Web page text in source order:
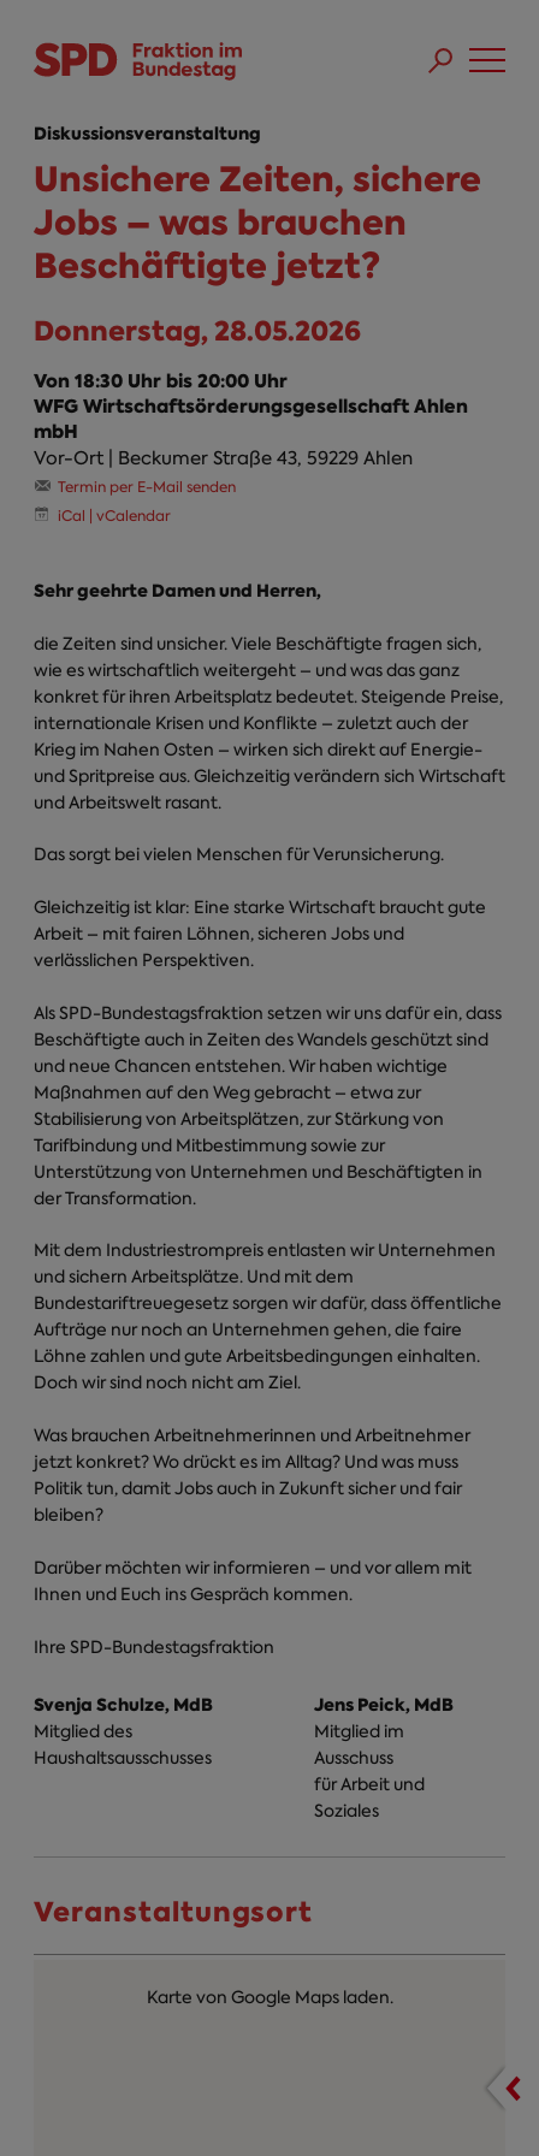
Diskussionsveranstaltung
Unsichere Zeiten, sichere
Jobs – was brauchen
Beschäftigte jetzt?
Donnerstag, 28.05.2026
Von 18:30 Uhr bis 20:00 Uhr
WFG Wirtschaftsörderungsgesellschaft Ahlen
mbH
Vor-Ort | Beckumer Straße 43, 59229 Ahlen
Termin per E-Mail senden
iCal | vCalendar
Sehr geehrte Damen und Herren,
die Zeiten sind unsicher. Viele Beschäftigte fragen sich,
wie es wirtschaftlich weitergeht – und was das ganz
konkret für ihren Arbeitsplatz bedeutet. Steigende Preise,
internationale Krisen und Konflikte – zuletzt auch der
Krieg im Nahen Osten – wirken sich direkt auf Energie-
und Spritpreise aus. Gleichzeitig verändern sich Wirtschaft
und Arbeitswelt rasant.
Das sorgt bei vielen Menschen für Verunsicherung.
Gleichzeitig ist klar: Eine starke Wirtschaft braucht gute
Arbeit – mit fairen Löhnen, sicheren Jobs und
verlässlichen Perspektiven.
Als SPD-Bundestagsfraktion setzen wir uns dafür ein, dass
Beschäftigte auch in Zeiten des Wandels geschützt sind
und neue Chancen entstehen. Wir haben wichtige
Maßnahmen auf den Weg gebracht – etwa zur
Stabilisierung von Arbeitsplätzen, zur Stärkung von
Tarifbindung und Mitbestimmung sowie zur
Unterstützung von Unternehmen und Beschäftigten in
der Transformation.
Mit dem Industriestrompreis entlasten wir Unternehmen
und sichern Arbeitsplätze. Und mit dem
Bundestariftreuegesetz sorgen wir dafür, dass öffentliche
Aufträge nur noch an Unternehmen gehen, die faire
Löhne zahlen und gute Arbeitsbedingungen einhalten.
Doch wir sind noch nicht am Ziel.
Was brauchen Arbeitnehmerinnen und Arbeitnehmer
jetzt konkret? Wo drückt es im Alltag? Und was muss
Politik tun, damit Jobs auch in Zukunft sicher und fair
bleiben?
Darüber möchten wir informieren – und vor allem mit
Ihnen und Euch ins Gespräch kommen.
Ihre SPD-Bundestagsfraktion
Svenja Schulze, MdB
Mitglied des
Haushaltsausschusses
Jens Peick, MdB
Mitglied im
Ausschuss
für Arbeit und
Soziales
Veranstaltungsort
Karte von Google Maps laden.